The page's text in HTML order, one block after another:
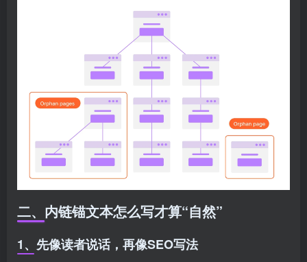
二、内链锚文本怎么写才算“自然”
1、先像读者说话，再像SEO写法